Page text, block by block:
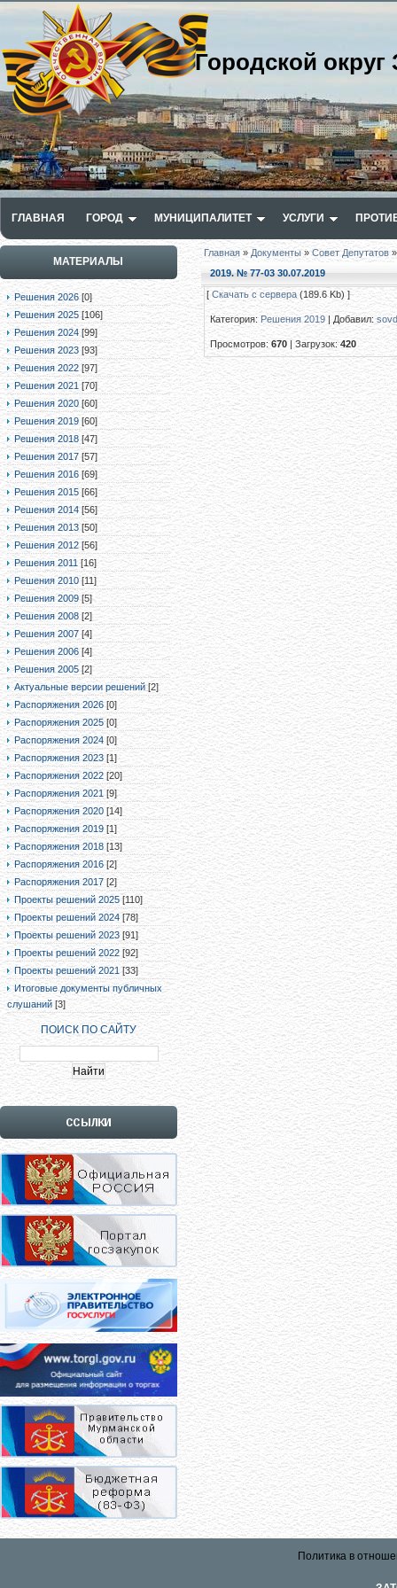
Городской
ГЛАВНАЯ ГОРОД МУНИЦИПАЛИТЕТ УСЛУГИ
МАТЕРИАЛЫ
Решения 2026 [0]
Решения 2025 [106]
Решения 2024 [99]
Решения 2023 [93]
Решения 2022 [97]
Решения 2021 [70]
Решения 2020 [60]
Решения 2019 [60]
Решения 2018 [47]
Решения 2017 [57]
Решения 2016 [69]
Решения 2015 [66]
Решения 2014 [56]
Решения 2013 [50]
Решения 2012 [56]
Решения 2011 [16]
Решения 2010 [11]
Решения 2009 [5]
Решения 2008 [2]
Решения 2007 [4]
Решения 2006 [4]
Решения 2005 [2]
Актуальные версии решений [2]
Распоряжения 2026 [0]
Распоряжения 2025 [0]
Распоряжения 2024 [0]
Распоряжения 2023 [1]
Распоряжения 2022 [20]
Распоряжения 2021 [9]
Распоряжения 2020 [14]
Распоряжения 2019 [1]
Распоряжения 2018 [13]
Распоряжения 2016 [2]
Распоряжения 2017 [2]
Проекты решений 2025 [110]
Проекты решений 2024 [78]
Проекты решений 2023 [91]
Проекты решений 2022 [92]
Проекты решений 2021 [33]
Итоговые документы публичных
слушаний [3]
ПОИСК ПО САЙТУ
Главная» Документы »Совет Депутатов
2019. № 77-03 30.07.2019
[Скачать с сервера (189.6 Kb) ]
Категория: Решения 2019 | Добавил:
Просмотров:670 |Загрузок:420
Политика в